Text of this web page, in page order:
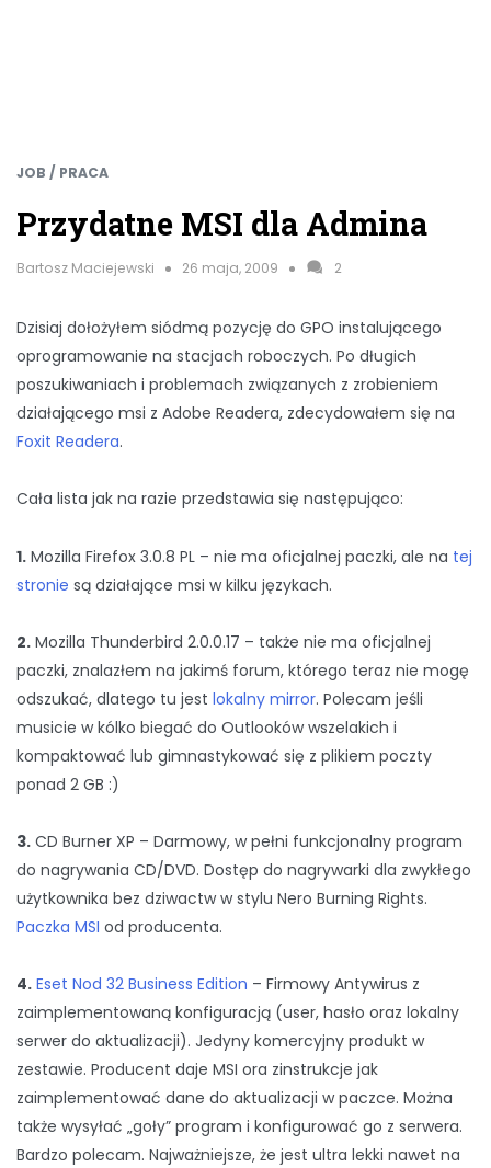
JOB / PRACA
Przydatne MSI dla Admina
Bartosz Maciejewski 26 maja, 2009 2
Dzisiaj dołożyłem siódmą pozycję do GPO instalującego
oprogramowanie na stacjach roboczych. Po długich
poszukiwaniach i problemach związanych z zrobieniem
działającego msi z Adobe Readera, zdecydowałem się na
Foxit Readera.
Cała lista jak na razie przedstawia się następująco:
1. Mozilla Firefox 3.0.8 PL – nie ma oficjalnej paczki, ale na tej
stronie są działające msi w kilku językach.
2. Mozilla Thunderbird 2.0.0.17 – także nie ma oficjalnej
paczki, znalazłem na jakimś forum, którego teraz nie mogę
odszukać, dlatego tu jest lokalny mirror. Polecam jeśli
musicie w kólko biegać do Outlooków wszelakich i
kompaktować lub gimnastykować się z plikiem poczty
ponad 2 GB :)
3. CD Burner XP – Darmowy, w pełni funkcjonalny program
do nagrywania CD/DVD. Dostęp do nagrywarki dla zwykłego
użytkownika bez dziwactw w stylu Nero Burning Rights.
Paczka MSI od producenta.
4. Eset Nod 32 Business Edition – Firmowy Antywirus z
zaimplementowaną konfiguracją (user, hasło oraz lokalny
serwer do aktualizacji). Jedyny komercyjny produkt w
zestawie. Producent daje MSI ora zinstrukcje jak
zaimplementować dane do aktualizacji w paczce. Można
także wysyłać „goły” program i konfigurować go z serwera.
Bardzo polecam. Najważniejsze, że jest ultra lekki nawet na